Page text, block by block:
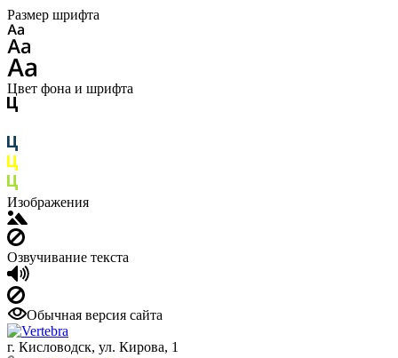
Размер шрифта
Цвет фона и шрифта
Изображения
Озвучивание текста
Обычная версия сайта
г. Кисловодск, ул. Кирова, 1